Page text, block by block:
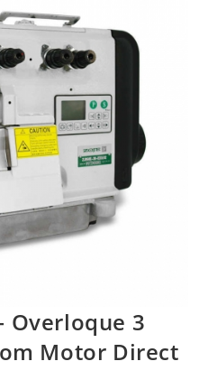
Overloque 3
Motor Direct